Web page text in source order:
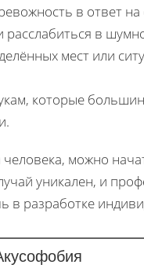
в ответ
в
мест или
которые
можно
уникален, и
в разработке